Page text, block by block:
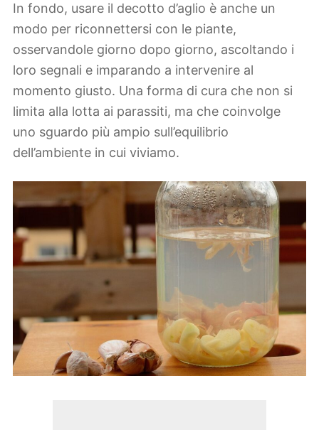
In fondo, usare il decotto d’aglio è anche un
modo per riconnettersi con le piante,
osservandole giorno dopo giorno, ascoltando i
loro segnali e imparando a intervenire al
momento giusto. Una forma di cura che non si
limita alla lotta ai parassiti, ma che coinvolge
uno sguardo più ampio sull’equilibrio
dell’ambiente in cui viviamo.